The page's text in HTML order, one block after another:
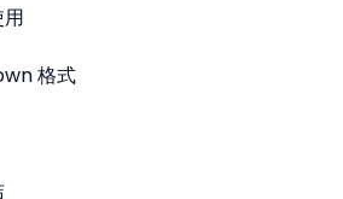
格式